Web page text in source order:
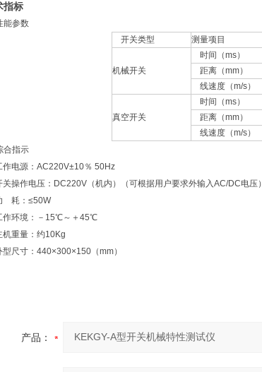
指标
参数
开关类型
测量项目
机械开关
时间（ms）
距离（mm）
线速度（m/s）
真空开关
时间（ms）
距离（mm）
线速度（m/s）
指示
电源：AC220V±10％ 50Hz
作电压：DC220V（机内）（可根据用户要求外输入AC/DC电压）
：≤50W
环境：－15℃～＋45℃
重量：约10Kg
寸：440×300×150（mm）
产品：